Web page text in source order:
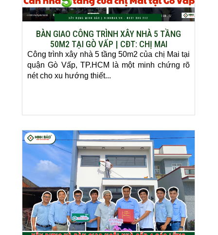
BÀN GIAO CÔNG TRÌNH XÂY NHÀ 5 TẦNG
50M2 TẠI GÒ VẤP | CĐT: CHỊ MAI
Công trình xây nhà 5 tầng 50m2 của chị Mai tại
quận Gò Vấp, TP.HCM là một minh chứng rõ
nét cho xu hướng thiết...